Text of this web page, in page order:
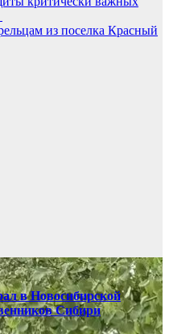
из поселка Красный
в Новосибирской
Сибири